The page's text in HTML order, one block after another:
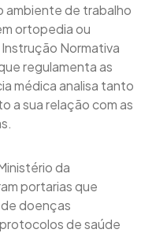
ambiente de trabalho
ortopedia ou
Normativa
regulamenta as
médica analisa tanto
a sua relação com as
da
portarias que
doenças
de saúde